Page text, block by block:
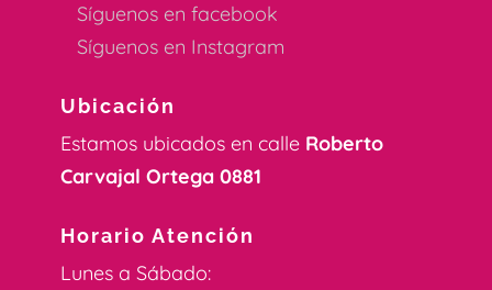
Síguenos en facebook
Síguenos en Instagram
Ubicación
Estamos ubicados en calle Roberto
Carvajal Ortega 0881
Horario Atención
Lunes a Sábado: